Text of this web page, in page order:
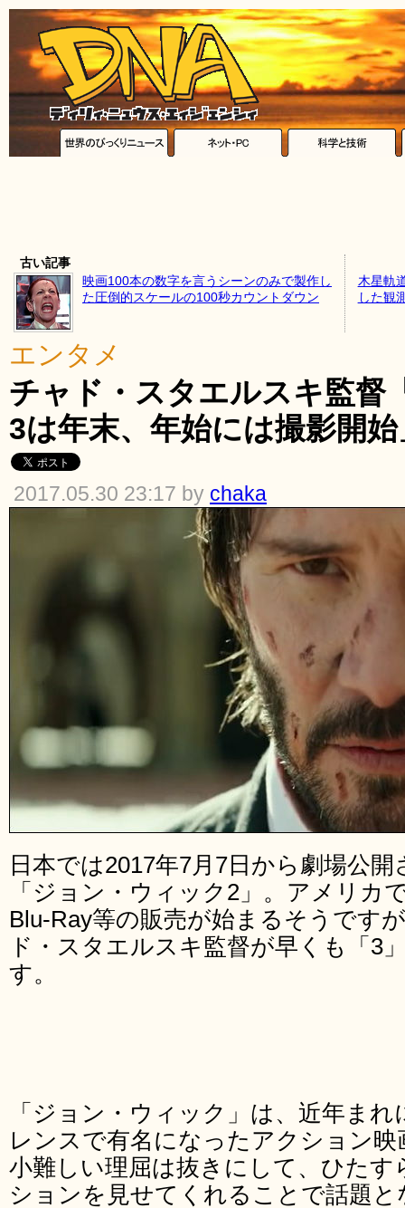
古い記事
映画100本の数字を言うシーンのみで製作し
た圧倒的スケールの100秒カウントダウン
木星軌
した観
エンタメ
チャド・スタエルスキ監督
3は年末、年始には撮影開
2017.05.30 23:17 by chaka
日本では2017年7月7日から劇場公
「ジョン・ウィック2」。アメリカ
Blu-Ray等の販売が始まるそうです
ド・スタエルスキ監督が早くも「3
す。
「ジョン・ウィック」は、近年ま
レンスで有名になったアクション
小難しい理屈は抜きにして、ひた
ションを見せてくれることで話題